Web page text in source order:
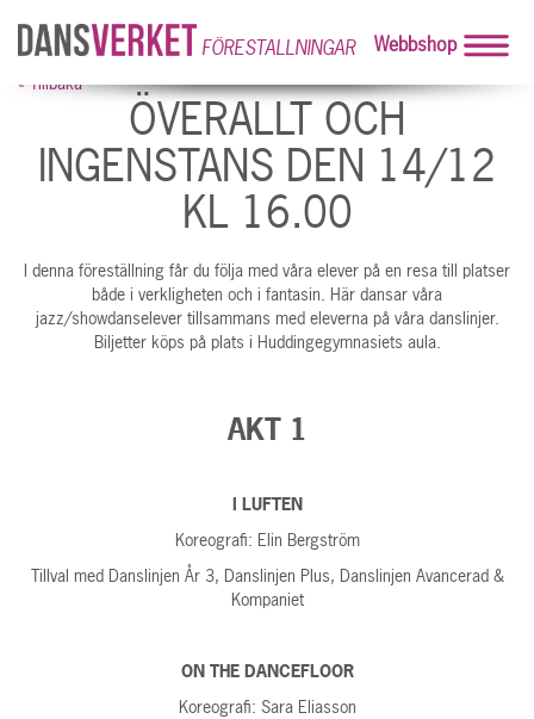
FÖRESTALLNINGAR Webbshop
« Tillbaka
ÖVERALLT OCH
INGENSTANS DEN 14/12
KL 16.00
I denna föreställning får du följa med våra elever på en resa till platser
både i verkligheten och i fantasin. Här dansar våra
jazz/showdanselever tillsammans med eleverna på våra danslinjer.
Biljetter köps på plats i Huddingegymnasiets aula.
AKT 1
I LUFTEN
Koreografi: Elin Bergström
Tillval med Danslinjen År 3, Danslinjen Plus, Danslinjen Avancerad &
Kompaniet
ON THE DANCEFLOOR
Koreografi: Sara Eliasson